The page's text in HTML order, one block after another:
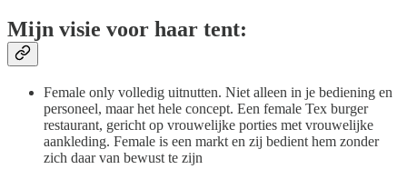
Mijn visie voor haar tent:
Female only volledig uitnutten. Niet alleen in je bediening en
personeel, maar het hele concept. Een female Tex burger
restaurant, gericht op vrouwelijke porties met vrouwelijke
aankleding. Female is een markt en zij bedient hem zonder
zich daar van bewust te zijn